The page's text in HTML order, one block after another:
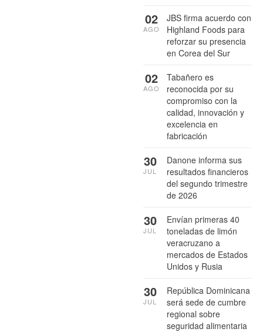
JBS firma acuerdo con
Highland Foods para
reforzar su presencia
en Corea del Sur
02
AGO
Tabañero es
reconocida por su
compromiso con la
calidad, innovación y
excelencia en
fabricación
02
AGO
Danone informa sus
resultados financieros
del segundo trimestre
de 2026
30
JUL
Envían primeras 40
toneladas de limón
veracruzano a
mercados de Estados
Unidos y Rusia
30
JUL
República Dominicana
será sede de cumbre
regional sobre
seguridad alimentaria
30
JUL